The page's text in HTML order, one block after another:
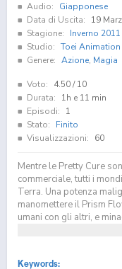
Audio:
Giapponese
Data di Uscita:
19
Stagione:
Inverno 2011
Studio: Toei Animation
Genere: Azione, Magia
Voto: 4.50/ 10
Durata:
1h e 11 min
Episodi:
1
Stato:
Finito
Visualizzazioni:
60
Mentre le Pretty Cure
commerciale, tutti i
Terra. Una potenza
manomettere il Prism
umani con gli altri, e
Keywords: